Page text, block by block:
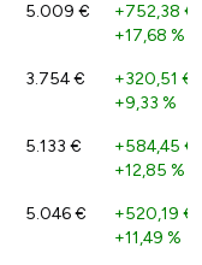
5.009 € +752,38 €
+17,68 %
3.754 € +320,51 €
+9,33 %
5.133 € +584,45 €
+12,85 %
5.046 € +520,19 €
+11,49 %